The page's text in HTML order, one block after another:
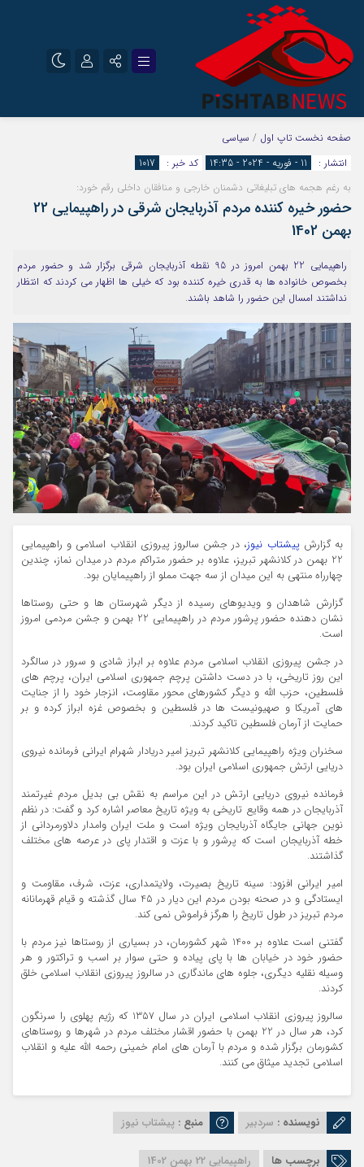
اینستاگرام
سروش
ایتا
آپارات
نام کاربری یا نشانی ایمیل
رمز عبور
مرا به خاطر بسپار
صفحه نخست تاپ اول / سیاسی
انتشار :
11 - فوریه - 2024 - 14:35 کد خبر :
1017
به رغم هجمه های تبلیغاتی دشمنان خارجی و منافقان داخلی رقم خورد:
حضور خیره کننده مردم آذربایجان شرقی در راهپیمایی 22
بهمن 1402
راهپیمایی 22 بهمن امروز در 95 نقطه آذربایجان شرقی برگزار شد و حضور مردم
بخصوص خانواده ها به قدری خیره کننده بود که خیلی ها اظهار می کردند که انتظار
نداشتند امسال این حضور را شاهد باشند.
به گزارش پیشتاب نیوز، در جشن سالروز پیروزی انقلاب اسلامی و راهپیمایی
22 بهمن در کلانشهر تبریز، علاوه بر حضور متراکم مردم در میدان نماز، چندین
چهارراه منتهی به این میدان از سه جهت مملو از راهپیمایان بود.
گزارش شاهدان و ویدیوهای رسیده از دیگر شهرستان ها و حتی روستاها
نشان دهنده حضور پرشور مردم در راهپیمایی 22 بهمن و جشن مردمی امروز
است.
در جشن پیروزی انقلاب اسلامی مردم علاوه بر ابراز شادی و سرور در سالگرد
این روز تاریخی، با در دست داشتن پرچم جمهوری اسلامی ایران، پرچم های
فلسطین، حزب الله و دیگر کشورهای محور مقاومت، انزجار خود را از جنایت
های آمریکا و صهیونیست ها در فلسطین و بخصوص غزه ابراز کرده و بر
حمایت از آرمان فلسطین تاکید کردند.
سخنران ویژه راهپیمایی کلانشهر تبریز امیر دریادار شهرام ایرانی فرمانده نیروی
دریایی ارتش جمهوری اسلامی ایران بود.
فرمانده نیروی دریایی ارتش در این مراسم به نقش بی بدیل مردم غیرتمند
آذربایجان در همه وقایع تاریخی به ویژه تاریخ معاصر اشاره کرد و گفت: در نظم
نوین جهانی جایگاه آذربایجان ویژه است و ملت ایران وامدار دلاورمردانی از
خطه آذربایجان است که پرشور و با عزت و اقتدار پای در عرصه های مختلف
گذاشتند.
امیر ایرانی افزود: سینه تاریخ بصیرت، ولایتمداری، عزت، شرف، مقاومت و
ایستادگی و در صحنه بودن مردم این دیار در 45 سال گذشته و قیام قهرمانانه
مردم تبریز در طول تاریخ را هرگز فراموش نمی کند.
گفتنی است علاوه بر 1400 شهر کشورمان، در بسیاری از روستاها نیز مردم با
حضور خود در خیابان ها با پای پیاده و حتی سوار بر اسب و تراکتور و هر
وسیله نقلیه دیگری، جلوه های ماندگاری در سالروز پیروزی انقلاب اسلامی خلق
کردند.
سالروز پیروزی انقلاب اسلامی ایران در سال 1357 که رژیم پهلوی را سرنگون
کرد، هر سال در 22 بهمن با حضور اقشار مختلف مردم در شهرها و روستاهای
کشورمان برگزار شده و مردم با آرمان های امام خمینی رحمه الله علیه و انقلاب
اسلامی تجدید میثاق می کنند.
نویسنده : سردبیر منبع : پیشتاب نیوز
برچسب ها
راهپیمایی 22 بهمن 1402